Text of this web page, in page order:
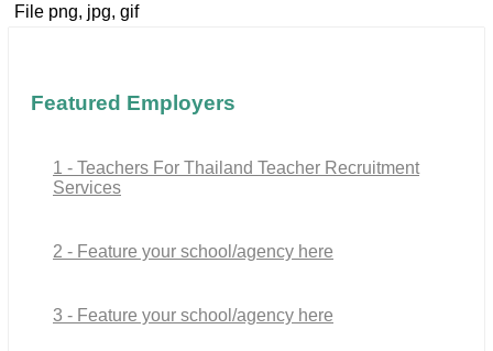
File png, jpg, gif
Featured Employers
1 - Teachers For Thailand Teacher Recruitment
Services
2 - Feature your school/agency here
3 - Feature your school/agency here